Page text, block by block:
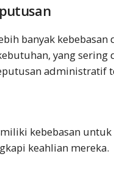
banyak kebebasan
yang
administratif
kebebasan
keahlian mereka.